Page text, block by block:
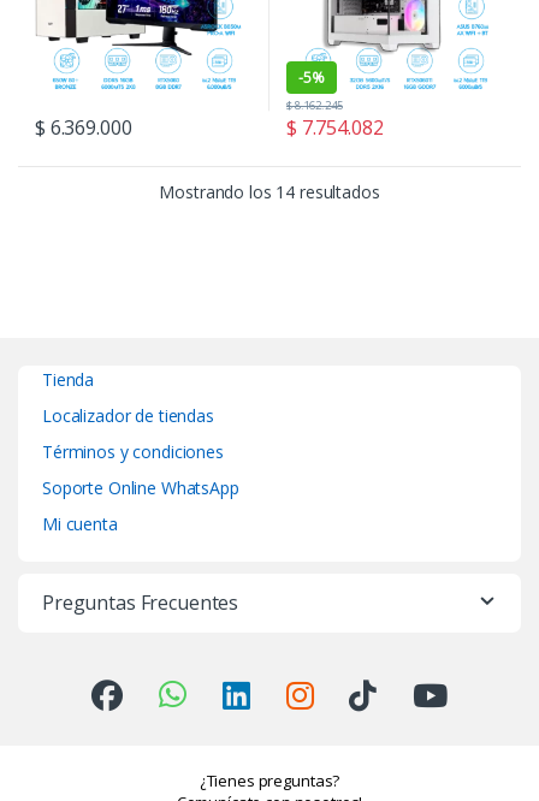
$ 6.369.000
-5%
$ 7.754.082
$8.162.245
Mostrando los 14 resultadosOrdenado por
Tienda
Localizador de tiendas
Términos y condiciones
Soporte Online WhatsApp
Mi cuenta
Preguntas Frecuentes
¿Tienes preguntas?